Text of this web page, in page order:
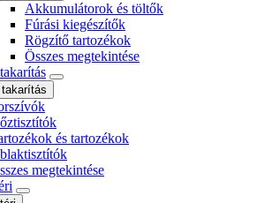
Akkumulátorok és töltők
Fúrási kiegészítők
Rögzítő tartozékok
Összes megtekintése
és tartozékok
megtekintése